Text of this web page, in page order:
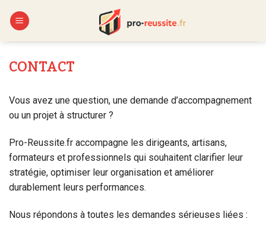
CONTACT
Vous avez une question, une demande d’accompagnement
ou un projet à structurer ?
Pro-Reussite.fr accompagne les dirigeants, artisans,
formateurs et professionnels qui souhaitent clarifier leur
stratégie, optimiser leur organisation et améliorer
durablement leurs performances.
Nous répondons à toutes les demandes sérieuses liées :